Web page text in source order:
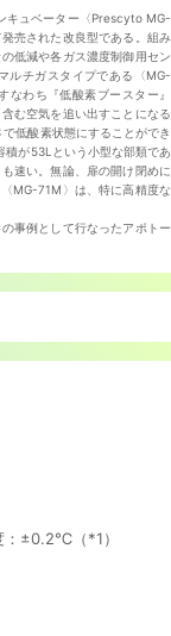
キュベーター〈Prescyto MG-
売された改良型である。組み
低減や各ガス濃度制御用セン
ルチガスタイプである〈MG-
わち『低酸素ブースター』
む空気を追い出すことになる
低酸素状態にすることができ
積が53Lという小型な部類であ
速い。無論、扉の開け閉めに
MG-71M〉は、特に高精度な
事例として行なったアポトー
±0.2℃（*1）